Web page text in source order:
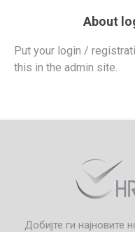
About
Put your login /
this in the admin site.
Добијте ги најновите